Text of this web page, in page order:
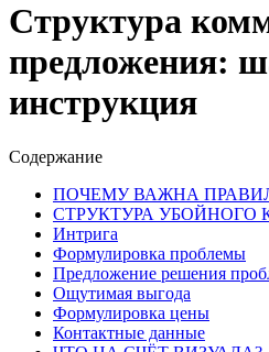
Структура
предложения:
инструкция
Содержание
ПОЧЕМУ ВАЖНА
СТРУКТУРА УБОЙНОГО
Интрига
Формулировка проблемы
Предложение решения
Ощутимая выгода
Формулировка цены
Контактные данные